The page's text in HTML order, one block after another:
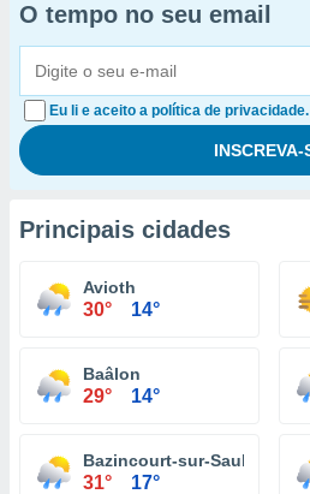
O tempo no seu email
Eu li e aceito a política de privacidade.
Principais cidades
Avioth
30° 14°
Baâlon
29° 14°
Bazincourt-sur-Saulx
31° 17°